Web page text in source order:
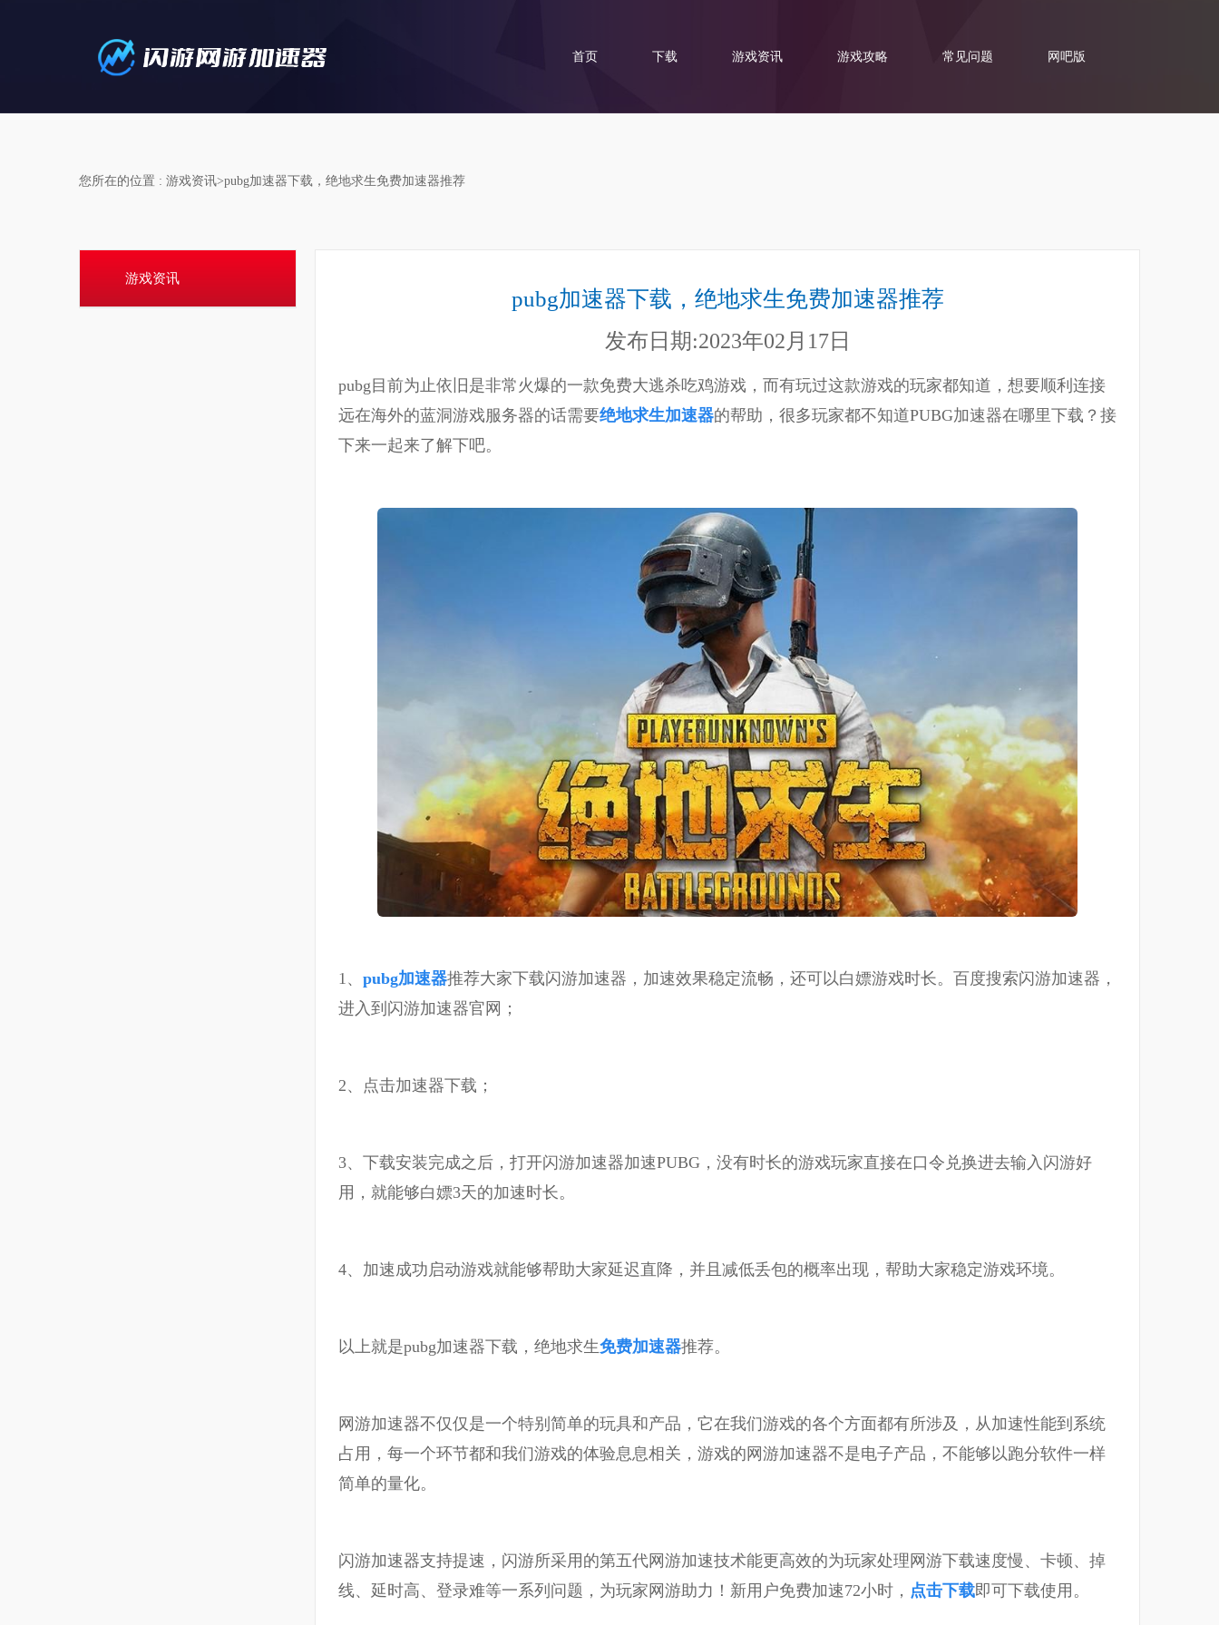
首页 下载 游戏资讯 游戏攻略 常见问题 网吧版
您所在的位置 : 游戏资讯>pubg加速器下载，绝地求生免费加速器推荐
游戏资讯
pubg加速器下载，绝地求生免费加速器推荐
发布日期:2023年02月17日
pubg目前为止依旧是非常火爆的一款免费大逃杀吃鸡游戏，而有玩过这款游戏的玩家都知道，想要顺利连接
远在海外的蓝洞游戏服务器的话需要绝地求生加速器的帮助，很多玩家都不知道PUBG加速器在哪里下载？接
下来一起来了解下吧。
1、 pubg加速器推荐大家下载闪游加速器，加速效果稳定流畅，还可以白嫖游戏时长。百度搜索闪游加速器，
进入到闪游加速器官网；
2、点击加速器下载；
3、下载安装完成之后，打开闪游加速器加速PUBG，没有时长的游戏玩家直接在口令兑换进去输入闪游好
用，就能够白嫖3天的加速时长。
4、加速成功启动游戏就能够帮助大家延迟直降，并且减低丢包的概率出现，帮助大家稳定游戏环境。
以上就是pubg加速器下载，绝地求生免费加速器推荐。
网游加速器不仅仅是一个特别简单的玩具和产品，它在我们游戏的各个方面都有所涉及，从加速性能到系统
占用，每一个环节都和我们游戏的体验息息相关，游戏的网游加速器不是电子产品，不能够以跑分软件一样
简单的量化。
闪游加速器支持提速，闪游所采用的第五代网游加速技术能更高效的为玩家处理网游下载速度慢、卡顿、掉
线、延时高、登录难等一系列问题，为玩家网游助力！新用户免费加速72小时， 点击下载即可下载使用。